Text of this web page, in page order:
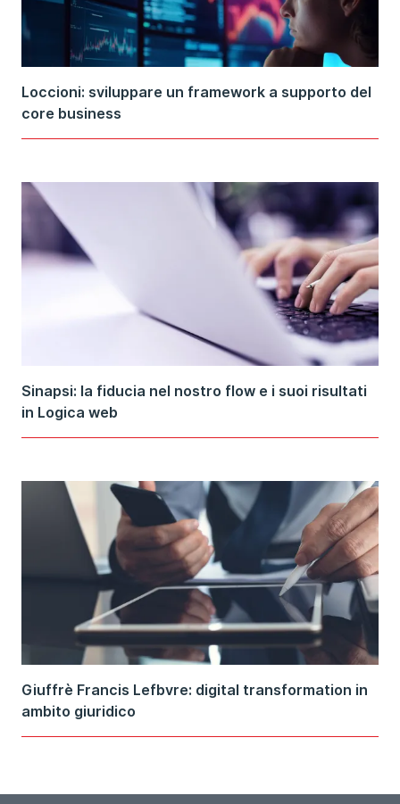
Loccioni: sviluppare un framework a supporto del
core business
Sinapsi: la fiducia nel nostro flow e i suoi risultati
in Logica web
Giuffrè Francis Lefbvre: digital transformation in
ambito giuridico